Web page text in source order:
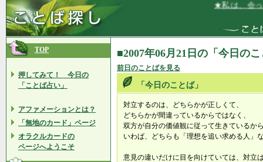
★私は、会っ
TOP
押してみて！ 今日の
「ことば占い」
アファメーションとは？
「無地のカード」ページ
オラクルカードの
ページへようこそ
■2007年06月21日の「今日の
前日のことばを見る
「今日のことば」
対立するのは、どちらかが正しくて、
どちらかが間違っているからではなく、
双方が自分の価値観に従って生きているか
いわば、どちらも「理想を追い求める人」
意見の違いだけに目を向けていては、対立